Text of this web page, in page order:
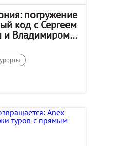
погружение
код с Сергеем
Владимиром